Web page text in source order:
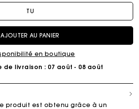
TU
AJOUTER AU PANIER
en boutique
de livraison : 07 août - 08 août
produit est obtenu grâce à un